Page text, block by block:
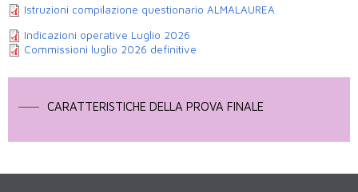
Istruzioni compilazione questionario ALMALAUREA
Indicazioni operative Luglio 2026
Commissioni luglio 2026 definitive
CARATTERISTICHE DELLA PROVA FINALE